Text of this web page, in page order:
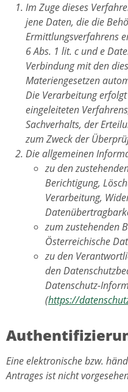
Im Zuge dieses
jene Daten, die die
Ermittlungsverfahrens
6 Abs. 1 lit. c und e
Verbindung mit den
Materiengesetzen
Die Verarbeitung
eingeleiteten
Sachverhalts, der
zum Zweck der
Die allgemeinen
zu den
Berichtigung,
Verarbeitung,
zum zustehenden
Österreichische
zu den
den
Datenschutz-
(https://
Eine elektronische bzw.
Antrages ist nicht